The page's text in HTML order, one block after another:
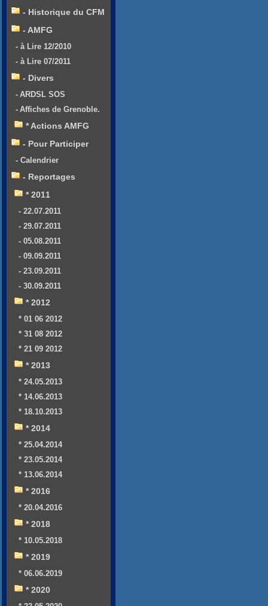
- Historique du CFM
- AMFG
- à Lire 12/2010
- à Lire 07/2011
- Divers
- ARDSL SOS
- Affiches de Grenoble.
* Actions AMFG
- Pour Participer
- Calendrier
- Reportages
* 2011
- 22.07.2011
- 29.07.2011
- 05.08.2011
- 09.09.2011
- 23.09.2011
- 30.09.2011
* 2012
* 01 06 2012
* 31 08 2012
* 21 09 2012
* 2013
* 24.05.2013
* 14.06.2013
* 18.10.2013
* 2014
* 25.04.2014
* 23.05.2014
* 13.06.2014
* 2016
* 20.04.2016
* 2018
* 10.05.2018
* 2019
* 06.06.2019
* 2020